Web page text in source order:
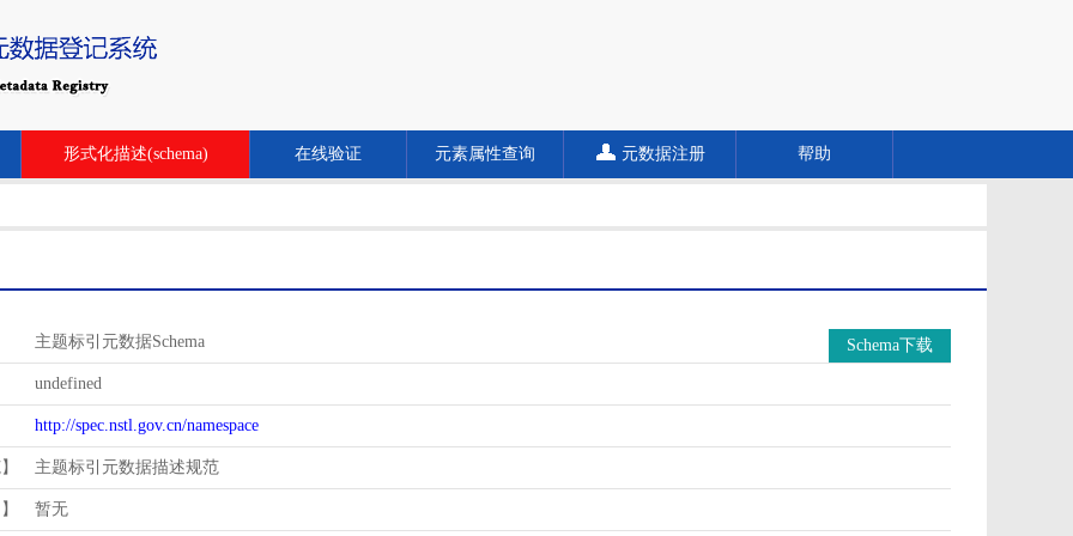
形式化描述(schema) 在线验证 元素属性查询 元数据注册 帮助
主题标引元数据Schema Schema下载
undefined
http://spec.nstl.gov.cn/namespace
主题标引元数据描述规范
暂无